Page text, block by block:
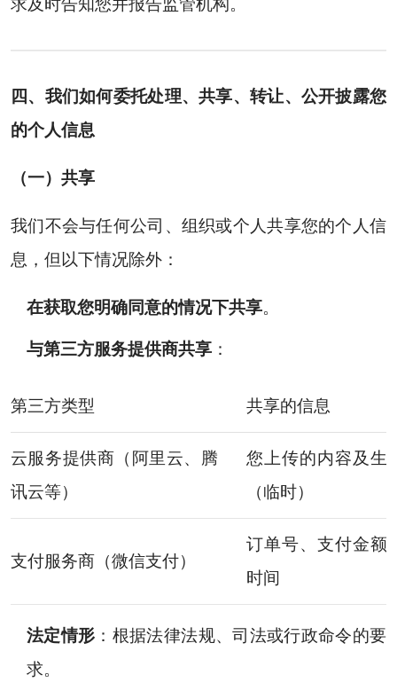
四、我们如何委托处理、共享、转让、公开披露您
的个人信息
（一）共享
我们不会与任何公司、组织或个人共享您的个人信
息，但以下情况除外：
在获取您明确同意的情况下共享。
与第三方服务提供商共享：
第三方类型 共享的信息
云服务提供商（阿里云、腾
讯云等）
您上传的内容及生
（临时）
支付服务商（微信支付）
订单号、支付金额
时间
法定情形 ：根据法律法规、司法或行政命令的要
求。